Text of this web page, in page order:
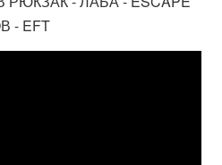
- EFT